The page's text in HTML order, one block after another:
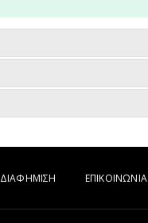
ΔΙΑΦΗΜΙΣΗ ΕΠΙΚΟΙΝΩΝΙΑ